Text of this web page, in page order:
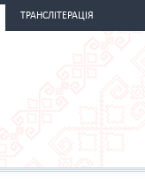
ТРАНСЛІТЕРАЦІЯ